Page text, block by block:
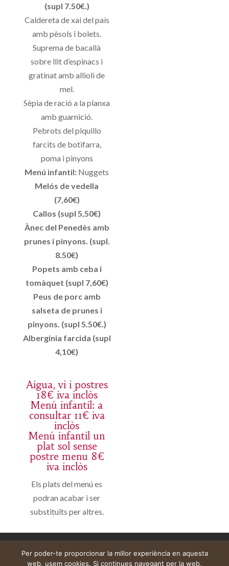
(supl 7.50€.)
Caldereta de xai del país
amb pèsols i bolets.
Suprema de bacallà
sobre llit d’espinacs i
gratinat amb allioli de
mel.
Sèpia de ració a la planxa
amb guarnició.
Pebrots del piquillo
farcits de botifarra,
poma i pinyons
Menú infantil: Nuggets
Melós de vedella
(7,60€)
Callos (supl 5,50€)
Ànec del Penedès amb
prunes i pinyons. (supl.
8.50€)
Popets amb ceba i
tomàquet (supl 7,60€)
Peus de porc amb
salseta de prunes i
pinyons. (supl 5.50€.)
Alberginia farcida (supl
4,10€)
Aigua, vi i postres
18€ iva inclòs
Menú infantil: a
consultar 11€ iva
inclòs
Menú infantil un
plat sol sense
postre menu 8€
iva inclòs
Els plats del menú es
podran acabar i ser
substituïts per altres.
Per poder-te proporcionar la millor experiència en aquesta
web, usem cookies. Si continues navegant per la web,